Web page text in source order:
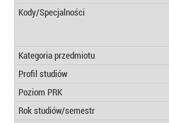
Kody/Specjalności
Kategoria przedmiotu
Profil studiów
Poziom PRK
Rok studiów/semestr